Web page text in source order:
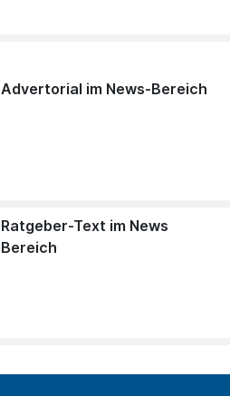
Advertorial im News-Bereich
Ratgeber-Text im News
Bereich